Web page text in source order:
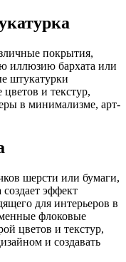
покрытия,
иллюзию бархата или
штукатурки
и текстур,
в минимализме, арт-
шерсти или бумаги,
эффект
для интерьеров в
флоковые
цветов и текстур,
и создавать